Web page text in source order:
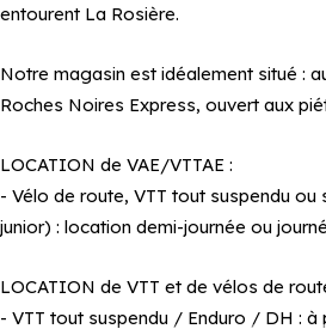
entourent La Rosière.
Notre magasin est idéalement situé :
Roches Noires Express, ouvert aux
LOCATION de VAE/VTTAE :
- Vélo de route, VTT tout suspendu ou
junior) : location demi-journée ou
LOCATION de VTT et de vélos de
- VTT tout suspendu / Enduro / DH : à